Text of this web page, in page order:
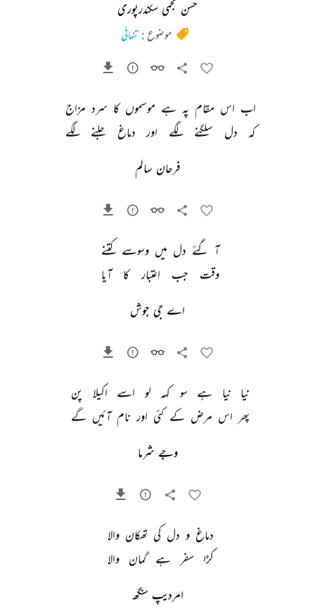
حسن نجمی سکندرپوری
موضوع : تنہائی
اب اس مقام پہ ہے موسموں کا سرد مزاج
کہ
دل سلگنے لگے اور دماغ جلنے لگے
فرحان سالم
آ گئے دل میں وسوسے کتنے
وقت
جب اعتبار کا آیا
اے جی جوش
نیا نیا ہے سو کہہ لو اسے اکیلا
پن
پھر اس مرض کے کئی اور نام آئیں گے
وجے شرما
دماغ و دل کی تھکان والا
کڑا
سفر ہے گمان والا
امردیپ سنگھ